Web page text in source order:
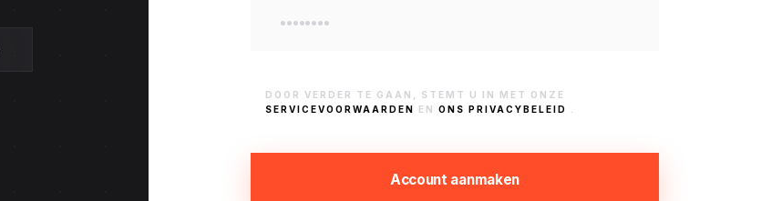
DOOR VERDER TE GAAN, STEMT U IN MET ONZE
SERVICEVOORWAARDEN EN ONS PRIVACYBELEID
Account aanmaken